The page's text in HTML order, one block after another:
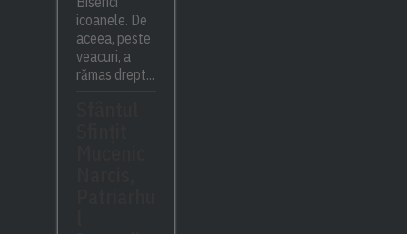
icoanele. De
aceea, peste
veacuri, a
rămas drept...